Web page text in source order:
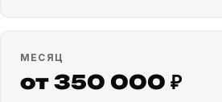
МЕСЯЦ
от 350 000 ₽